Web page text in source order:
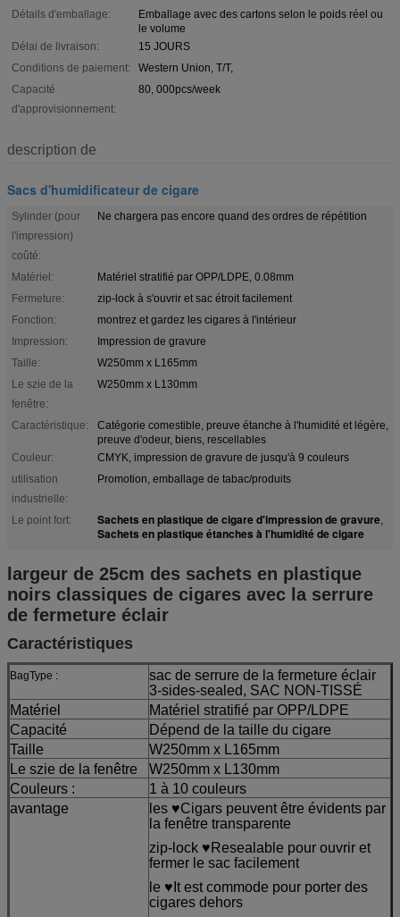
Détails d'emballage:
Emballage avec des cartons selon le poids réel ou
le volume
Délai de livraison:
15 JOURS
Conditions de paiement:
Western Union, T/T,
Capacité
d'approvisionnement:
80, 000pcs/week
description de
Sacs d'humidificateur de cigare
Sylinder (pour
l'impression)
coûté:
Ne chargera pas encore quand des ordres de répétition
Matériel:
Matériel stratifié par OPP/LDPE, 0.08mm
Fermeture:
zip-lock à s'ouvrir et sac étroit facilement
Fonction:
montrez et gardez les cigares à l'intérieur
Impression:
Impression de gravure
Taille:
W250mm x L165mm
Le szie de la
fenêtre:
W250mm x L130mm
Caractéristique:
Catégorie comestible, preuve étanche à l'humidité et légère,
preuve d'odeur, biens, rescellables
Couleur:
CMYK, impression de gravure de jusqu'à 9 couleurs
utilisation
industrielle:
Promotion, emballage de tabac/produits
Le point fort: Sachets en plastique de cigare d'impression de gravure,
Sachets en plastique étanches à l'humidité de cigare
largeur de 25cm des sachets en plastique
noirs classiques de cigares avec la serrure
de fermeture éclair
Caractéristiques
BagType :
sac de serrure de la fermeture éclair
3-sides-sealed, SAC NON-TISSÉ
Matériel
Matériel stratifié par OPP/LDPE
Capacité
Dépend de la taille du cigare
Taille
W250mm x L165mm
Le szie de la fenêtre
W250mm x L130mm
Couleurs :
1 à 10 couleurs
avantage
les ♥Cigars peuvent être évidents par
la fenêtre transparente
zip-lock ♥Resealable pour ouvrir et
fermer le sac facilement
le ♥It est commode pour porter des
cigares dehors